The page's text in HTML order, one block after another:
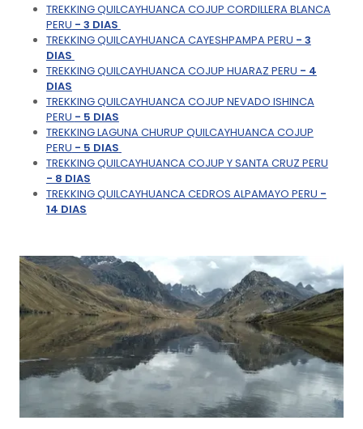
TREKKING QUILCAYHUANCA COJUP CORDILLERA BLANCA
PERU - 3 DIAS
TREKKING QUILCAYHUANCA CAYESHPAMPA PERU - 3
DIAS
TREKKING QUILCAYHUANCA COJUP HUARAZ PERU - 4
DIAS
TREKKING QUILCAYHUANCA COJUP NEVADO ISHINCA
PERU - 5 DIAS
TREKKING LAGUNA CHURUP QUILCAYHUANCA COJUP
PERU - 5 DIAS
TREKKING QUILCAYHUANCA COJUP Y SANTA CRUZ PERU
- 8 DIAS
TREKKING QUILCAYHUANCA CEDROS ALPAMAYO PERU -
14 DIAS